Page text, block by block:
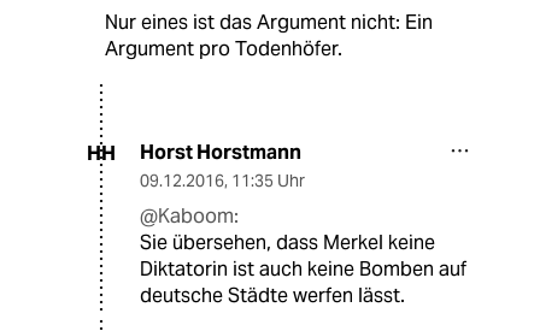
Nur eines ist das Argument nicht: Ein
Argument pro Todenhöfer.
HH Horst Horstmann
09.12.2016, 11:35 Uhr
@Kaboom:
Sie übersehen, dass Merkel keine
Diktatorin ist auch keine Bomben auf
deutsche Städte werfen lässt.